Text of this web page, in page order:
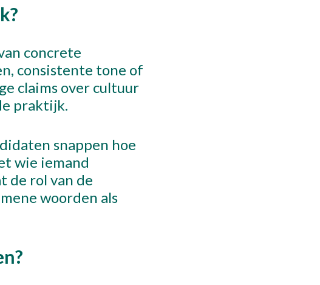
concrete
consistente tone of
claims over cultuur
praktijk.
snappen hoe
wie iemand
de rol van de
woorden als